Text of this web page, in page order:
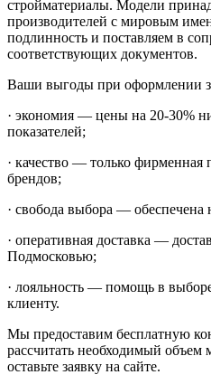
стройматериалы. Модели
производителей с мировым
подлинность и поставляем в
соответствующих документов.
Ваши выгоды при оформлении
· экономия — цены на 20-30%
показателей;
· качество — только фирменная
брендов;
· свобода выбора —
· оперативная доставка —
Подмосковью;
· лояльность — помощь в
клиенту.
Мы предоставим бесплатную
рассчитать необходимый объем
оставьте заявку на сайте.